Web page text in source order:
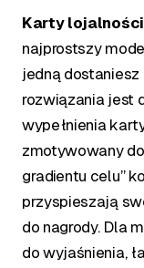
Karty
najprostszy
jedną
rozwiązania jest
wypełnienia
zmotywowany
gradientu celu”
przyspieszają
do nagrody. Dla
do wyjaśnienia,